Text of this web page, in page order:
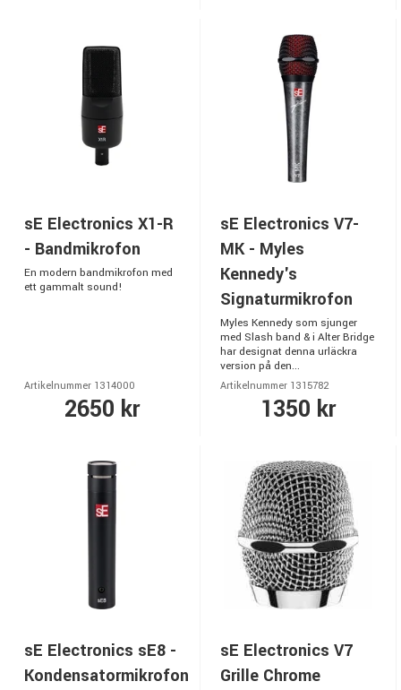
sE Electronics X1-R
- Bandmikrofon
En modern bandmikrofon med
ett gammalt sound!
Artikelnummer 1314000
2650 kr
sE Electronics V7-
MK - Myles
Kennedy's
Signaturmikrofon
Myles Kennedy som sjunger
med Slash band & i Alter Bridge
har designat denna urläckra
version på den...
Artikelnummer 1315782
1350 kr
sE Electronics sE8 -
Kondensatormikrofon
sE Electronics V7
Grille Chrome